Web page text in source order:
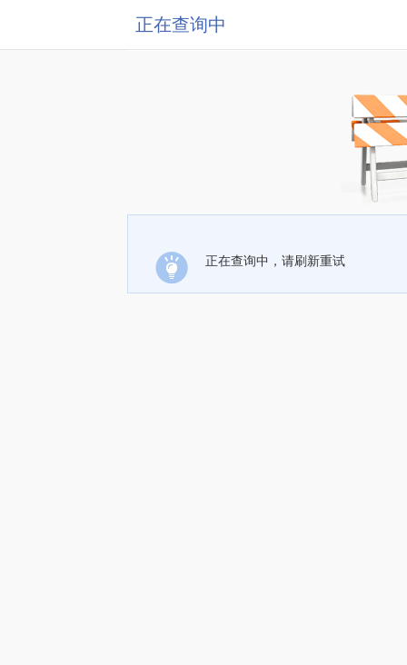
正在查询中
正在查询中，请刷新重试